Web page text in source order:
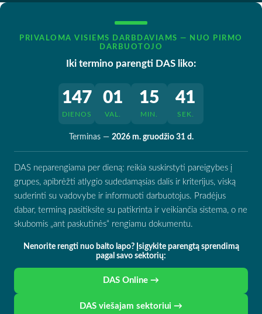
PRIVALOMA VISIEMS DARBDAVIAMS — NUO PIRMO
DARBUOTOJO
Iki termino parengti DAS liko:
147
DIENOS
01
VAL.
15
MIN.
40
SEK.
Terminas — 2026 m. gruodžio 31 d.
DAS neparengiama per dieną: reikia suskirstyti pareigybes į
grupes, apibrėžti atlygio sudedamąsias dalis ir kriterijus, viską
suderinti su vadovybe ir informuoti darbuotojus. Pradėjus
dabar, terminą pasitiksite su patikrinta ir veikiančia sistema, o ne
skubomis „ant paskutinės“ rengiamu dokumentu.
Nenorite rengti nuo balto lapo? Įsigykite parengtą sprendimą
pagal savo sektorių:
DAS Online →
DAS viešajam sektoriui →